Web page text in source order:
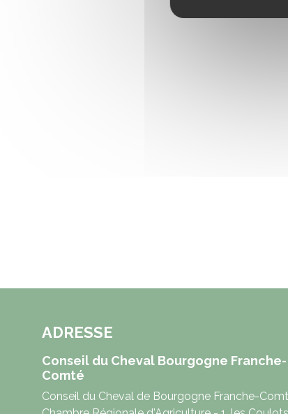
ADRESSE
Conseil du Cheval Bourgogne Franche-
Comté
Conseil du Cheval de Bourgogne Franche-